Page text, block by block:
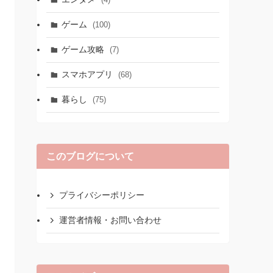
ゲーム (100)
ゲーム攻略 (7)
スマホアプリ (68)
暮らし (75)
このブログについて
プライバシーポリシー
運営者情報・お問い合わせ